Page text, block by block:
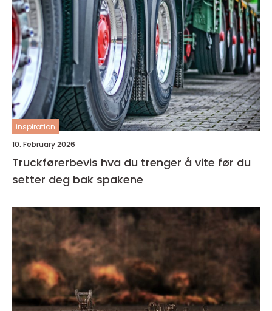
inspiration
10. February 2026
Truckførerbevis hva du trenger å vite før du
setter deg bak spakene